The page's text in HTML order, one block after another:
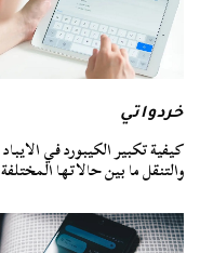
خردواتي
كيفية تكبير الكيبورد في الايباد
والتنقل ما بين حالاتها المختلفة